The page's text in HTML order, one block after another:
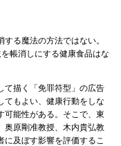
る魔法の方法ではない。
帳消しにする健康食品はな
て描く「免罪符型」の広告
てもよい、健康行動をしな
可能性がある。そこで、東
奥原剛准教授、木内貴弘教
及ぼす影響を評価するこ